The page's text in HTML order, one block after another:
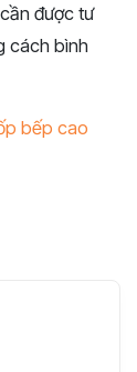
được tư
cách bình
bếp cao